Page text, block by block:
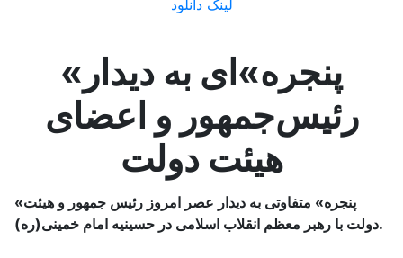
لینک دانلود
«پنجره»ای به دیدار
رئیس‌جمهور و اعضای
هیئت دولت
«پنجره» متفاوتی به دیدار عصر امروز رئیس جمهور و هیئت
دولت با رهبر معظم انقلاب اسلامی در حسینیه امام خمینی(ره).